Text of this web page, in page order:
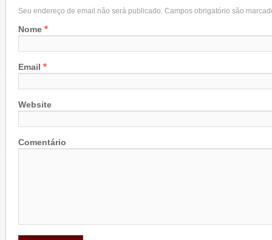
Seu endereço de email não será publicado. Campos obrigatório são
Nome *
Email *
Website
Comentário